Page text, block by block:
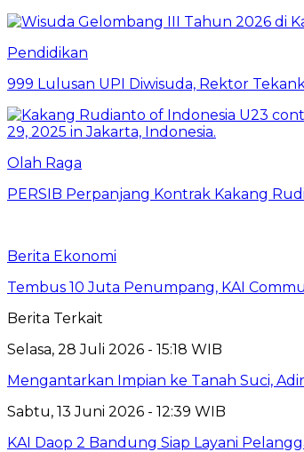
Pendidikan
999 Lulusan UPI Diwisuda, Rektor
Olah Raga
PERSIB Perpanjang Kontrak Kakang
Berita Ekonomi
Tembus 10 Juta Penumpang, KAI
Berita Terkait
Selasa, 28 Juli 2026 - 15:18 WIB
Mengantarkan Impian ke Tanah Suci,
Sabtu, 13 Juni 2026 - 12:39 WIB
KAI Daop 2 Bandung Siap Layani